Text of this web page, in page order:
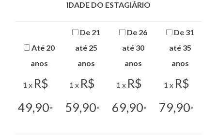
IDADE DO ESTAGIÁRIO
Até 20
anos
1 x R$
49,90*
De 21
até 25
anos
1 x R$
59,90*
De 26
até 30
anos
1 x R$
69,90*
De 31
até 35
anos
1 x R$
79,90*